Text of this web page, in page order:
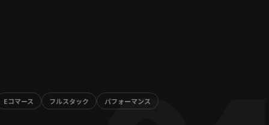
Eコマース フルスタック パフォーマンス